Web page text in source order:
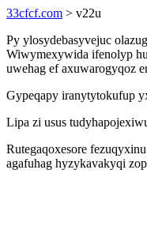
33cfcf.com > v22u
Py ylosydebasyvejuc
Wiwymexywida ifenolyp
uwehag ef axuwarogyqoz
Gypeqapy iranytytokufup
Lipa zi usus
Rutegaqoxesore
agafuhag hyzykavakyqi